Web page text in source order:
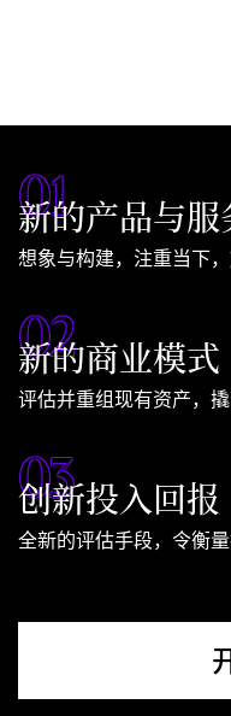
01
新的产品与服
想象与构建，注重当下，
02
新的商业模式
评估并重组现有资产，
03
创新投入回报
全新的评估手段，令衡